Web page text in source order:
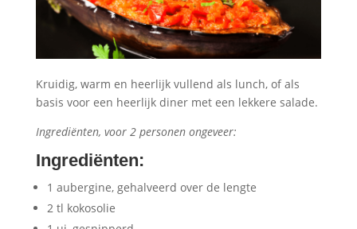
Kruidig, warm en heerlijk vullend als lunch, of als
basis voor een heerlijk diner met een lekkere salade.
Ingrediënten, voor 2 personen ongeveer:
Ingrediënten:
1 aubergine, gehalveerd over de lengte
2 tl kokosolie